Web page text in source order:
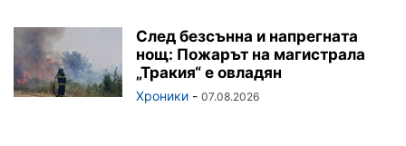
След безсънна и напрегната
нощ: Пожарът на магистрала
„Тракия“ е овладян
Хроники - 07.08.2026